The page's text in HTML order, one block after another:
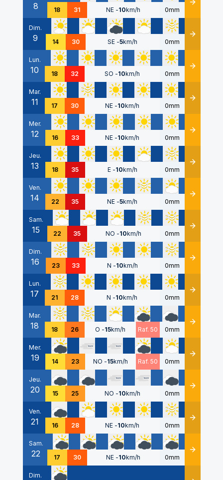
8 18 31 NE -10km/h 0mm Détails
Dim.
9 14 30 SE -5km/h 0mm Détails
Lun.
10 18 32 SO -10km/h 0mm Détails
Mar.
11 17 30 NE -10km/h 0mm Détails
Mer.
12 16 33 NE -10km/h 0mm Détails
Jeu.
13 18 35 E -10km/h 0mm Détails
Ven.
14 22 35 NE -5km/h 0mm Détails
Sam.
15 22 35 NO -10km/h 0mm Détails
Dim.
16 23 33 N -10km/h 0mm Détails
Lun.
17 21 28 N -10km/h 0mm Détails
Mar.
18 18 26 O -15km/h Raf. 50 0mm Détails
Mer.
19 14 23 NO -15km/h Raf. 50 0mm Détails
Jeu.
20 15 25 NO -10km/h 0mm Détails
Ven.
21 16 28 NE -10km/h 0mm Détails
Sam.
22 17 30 NE -10km/h 0mm Détails
Dim.